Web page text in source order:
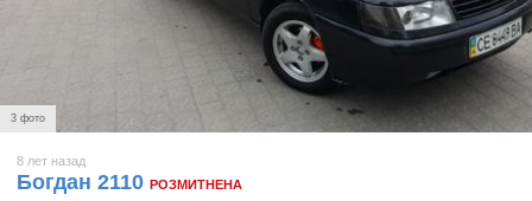
3 фото
8 лет назад
Богдан 2110 РОЗМИТНЕНА